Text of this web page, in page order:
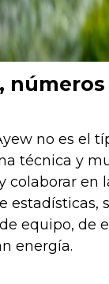
números
no es el
técnica y
colaborar en
estadísticas,
equipo, de
energía.